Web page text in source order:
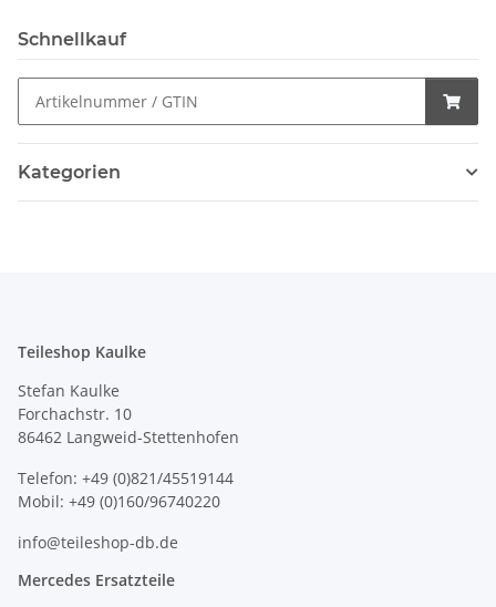
Schnellkauf
Kategorien
Teileshop Kaulke
Stefan Kaulke
Forchachstr. 10
86462 Langweid-Stettenhofen
Telefon: +49 (0)821/45519144
Mobil: +49 (0)160/96740220
info@teileshop-db.de
Mercedes Ersatzteile